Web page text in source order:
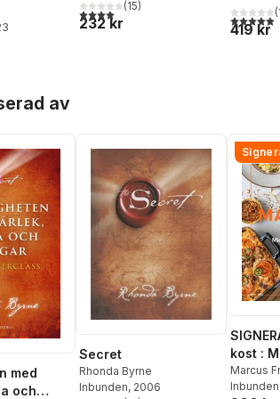
Totalt antal röster:
4,0utav 5 stjärnor. Totalt antal röster:
(15)
232 kr
5,0utav 5(
419 kr
av
med
och
Secret
Rhonda Byrne
Inbunden, 2006
kost :
Marcus
Inbunden